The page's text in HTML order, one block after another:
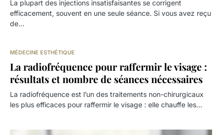
La plupart des injections insatisfaisantes se corrigent
efficacement, souvent en une seule séance. Si vous avez reçu
de…
MÉDECINE ESTHÉTIQUE
La radiofréquence pour raffermir le visage :
résultats et nombre de séances nécessaires
La radiofréquence est l’un des traitements non-chirurgicaux
les plus efficaces pour raffermir le visage : elle chauffe les…